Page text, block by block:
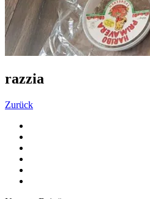
razzia
Zurück